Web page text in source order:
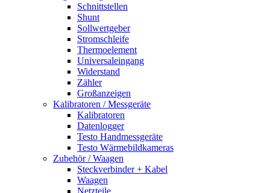
Schnittstellen
Shunt
Sollwertgeber
Stromschleife
Thermoelement
Universaleingang
Widerstand
Zähler
Großanzeigen
Kalibratoren / Messgeräte
Kalibratoren
Datenlogger
Testo Handmessgeräte
Testo Wärmebildkameras
Zubehör / Waagen
Steckverbinder + Kabel
Waagen